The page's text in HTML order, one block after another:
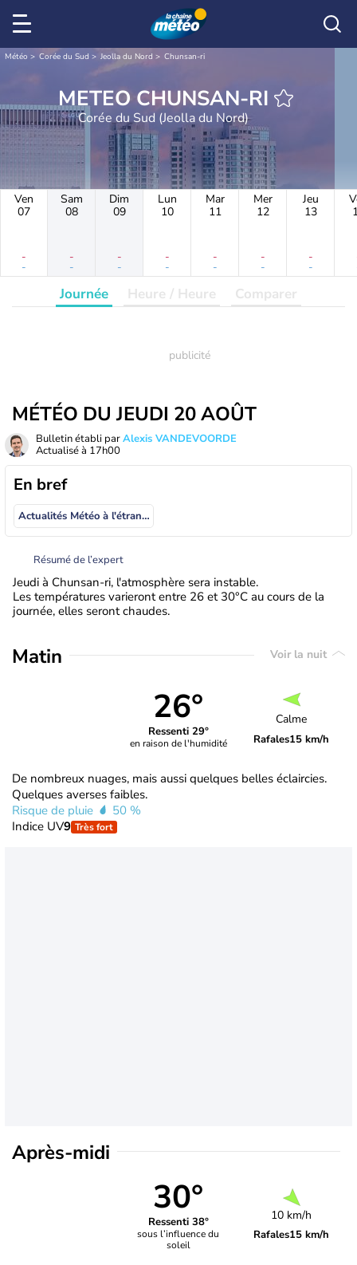
Météo Corée du Sud Jeolla du Nord Chunsan-ri
METEO CHUNSAN-RI
Corée du Sud (Jeolla du Nord)
Ven
07
-
-
Sam
08
-
-
Dim
09
-
-
Lun
10
-
-
Mar
11
-
-
Mer
12
-
-
Jeu
13
-
-
Journée Heure / Heure Comparer
MÉTÉO DU JEUDI 20 AOÛT
Bulletin établi parAlexis VANDEVOORDE
Actualisé à 17h00
En bref
Actualités Météo à l'étranger
Résumé de l’expert
Jeudi à Chunsan-ri, l'atmosphère sera instable.
Les températures varieront entre 26 et 30°C au cours de la
journée, elles seront chaudes.
Matin Voir la nuit
26°
Ressenti 29°
en raison de l'humidité
Calme
Rafales15 km/h
De nombreux nuages, mais aussi quelques belles éclaircies.
Quelques averses faibles.
Risque de pluie
50 %
Indice UV9 Très fort
Après-midi
30°
Ressenti 38°
sous l’influence du
soleil
10 km/h
Rafales15 km/h